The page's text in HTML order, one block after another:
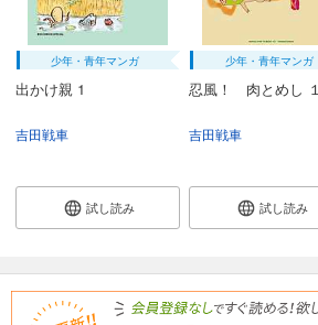
少年・青年マンガ
出かけ親 1
吉田戦車
試し読み
少年・青年マンガ
忍風！ 肉とめし １
吉田戦車
試し読み